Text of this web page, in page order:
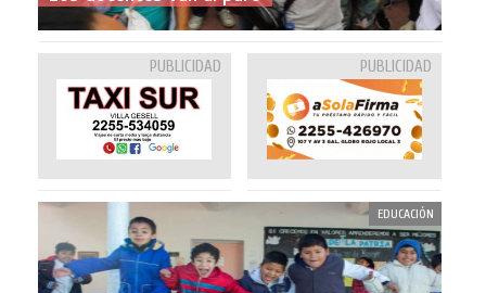
PUBLICIDAD PUBLICIDAD
EDUCACIÓN